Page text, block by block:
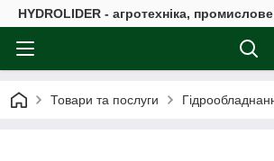
HYDROLIDER - агротехніка,
Товари та послуги